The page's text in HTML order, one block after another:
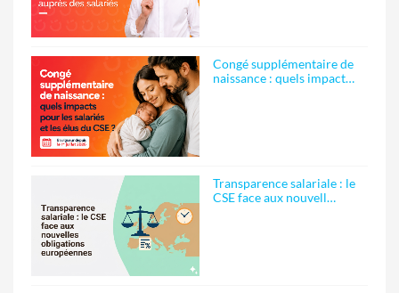
Congé supplémentaire de
naissance : quels impact…
Transparence salariale : le
CSE face aux nouvell…